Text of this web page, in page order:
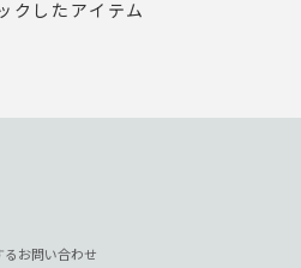
クしたアイテム
るお問い合わせ